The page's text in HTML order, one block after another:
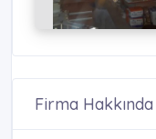
Firma Hakkında